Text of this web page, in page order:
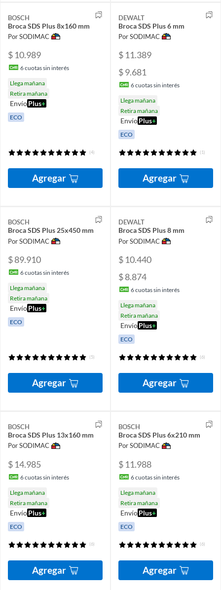
BOSCH
Broca SDS Plus 8x160 mm
Por SODIMAC
$ 10.989
6cuotas sin interés
Llega mañana
Retira mañana
EnvíoPlus+
ECO
(4)
Agregar
DEWALT
Broca SDS Plus 6 mm
Por SODIMAC
$ 11.389
$ 9.681
6cuotas sin interés
Llega mañana
Retira mañana
EnvíoPlus+
ECO
(1)
Agregar
BOSCH
Broca SDS Plus 25x450 mm
Por SODIMAC
$ 89.910
6cuotas sin interés
Llega mañana
Retira mañana
EnvíoPlus+
ECO
(5)
Agregar
DEWALT
Broca SDS Plus 8 mm
Por SODIMAC
$ 10.440
$ 8.874
6cuotas sin interés
Llega mañana
Retira mañana
EnvíoPlus+
ECO
(6)
Agregar
BOSCH
Broca SDS Plus 13x160 mm
Por SODIMAC
$ 14.985
6cuotas sin interés
Llega mañana
Retira mañana
EnvíoPlus+
ECO
(6)
Agregar
BOSCH
Broca SDS Plus 6x210 mm
Por SODIMAC
$ 11.988
6cuotas sin interés
Llega mañana
Retira mañana
EnvíoPlus+
ECO
(6)
Agregar